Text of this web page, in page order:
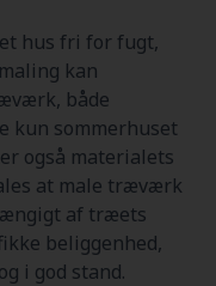
hus fri for fugt,
kan
både
kun sommerhuset
også materialets
at male træværk
af træets
beliggenhed,
i god stand.